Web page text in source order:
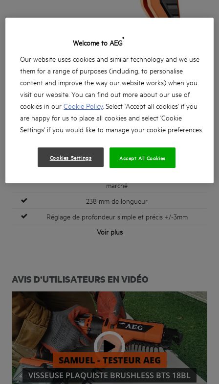
Chargeur pour vis à bandes compatible avec les
visseuses plaquistes 12V et 18V
marché
238 mm de longueur
Réglage de profondeur simple et précis +/-3mm
Voir plus
AVIS D’UTILISATEURS EN VIDÉO
Welcome to AEG®
Our website uses cookies and similar technology and we use
them for a range of purposes (including, to personalise
content and improve the way our website works) when you
visit our website. You can find out more about our use of
cookies in ourCookie Policy. Select 'Accept all cookies' if you
are happy for us to place all cookies and select 'Cookie
Settings' if you would like to manage your cookie preferences.
Cookies Settings Accept All Cookies